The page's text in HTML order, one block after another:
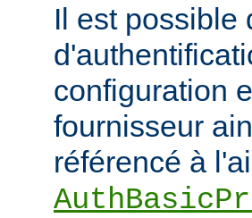
Il est possible
configuration
fournisseur
référencé à